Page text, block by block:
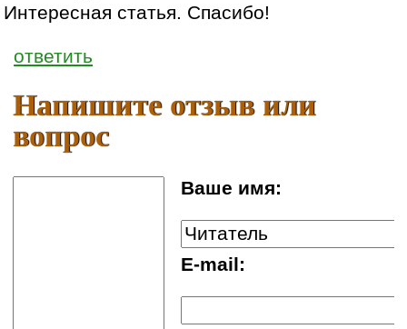
Интересная статья. Спасибо!
ответить
Напишите отзыв или
вопрос
Ваше имя:
E-mail: